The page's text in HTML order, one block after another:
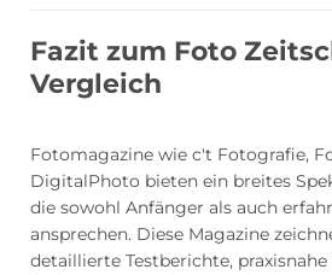
Fazit zum Foto
Vergleich
Fotomagazine wie c't Fotografie,
DigitalPhoto bieten ein breites
die sowohl Anfänger als auch
ansprechen. Diese Magazine
detaillierte Testberichte,